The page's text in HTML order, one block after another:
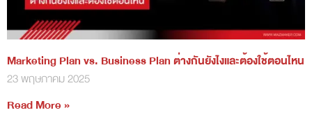
Marketing Plan vs. Business Plan ต่างกันยังไงและต้องใช้ตอนไหน
23 พฤษภาคม 2025
Read More »